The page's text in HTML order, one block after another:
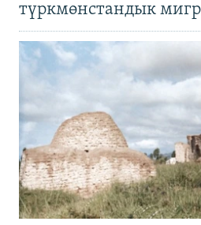
түркмөнстандык